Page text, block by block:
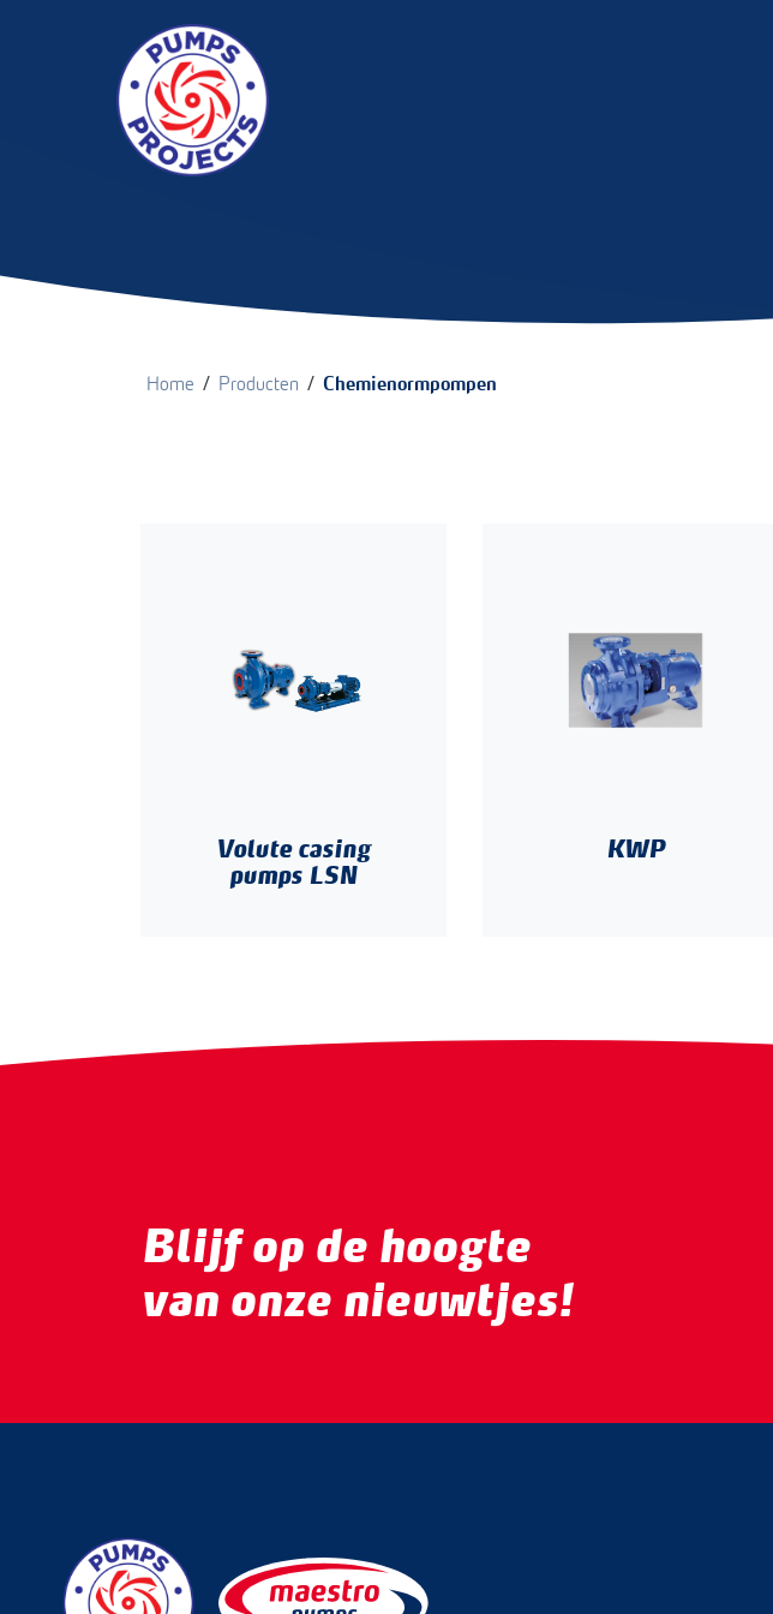
Home / Producten / Chemienormpompen
Volute casing
pumps LSN
KWP
Blijf op de hoogte
van onze nieuwtjes!